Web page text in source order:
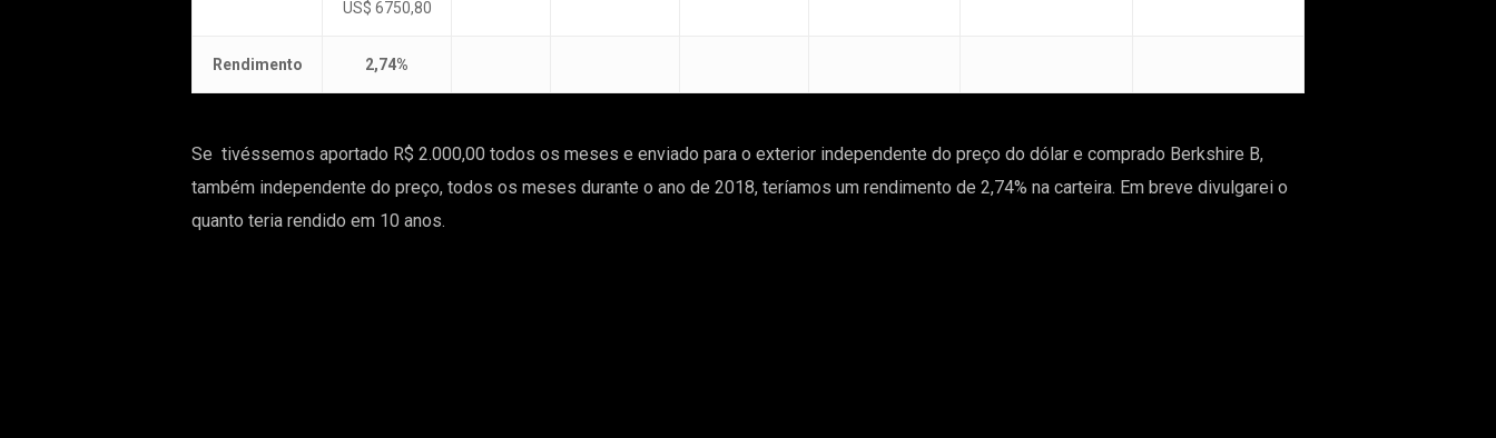
US$ 6750,80
Rendimento 2,74%
Se tivéssemos aportado R$ 2.000,00 todos os meses e enviado para o exterior independente do preço do dólar e comprado Berkshire B,
também independente do preço, todos os meses durante o ano de 2018, teríamos um rendimento de 2,74% na carteira. Em breve divulgarei o
quanto teria rendido em 10 anos.